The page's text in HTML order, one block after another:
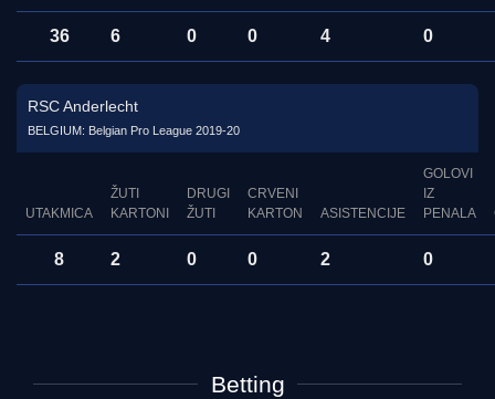
36 6 0 0 4 0
RSC Anderlecht
BELGIUM: Belgian Pro League 2019-20
UTAKMICA
ŽUTI
KARTONI
DRUGI
ŽUTI
CRVENI
KARTON
ASISTENCIJE
GOLOVI
IZ
PENALA
8 2 0 0 2 0
Betting